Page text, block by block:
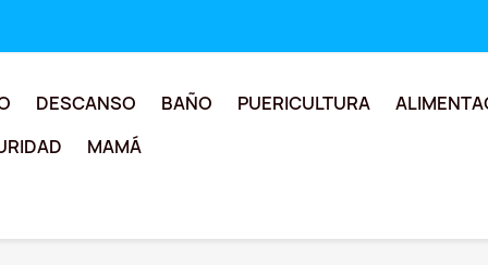
DESCANSO BAÑO PUERICULTURA
MAMÁ